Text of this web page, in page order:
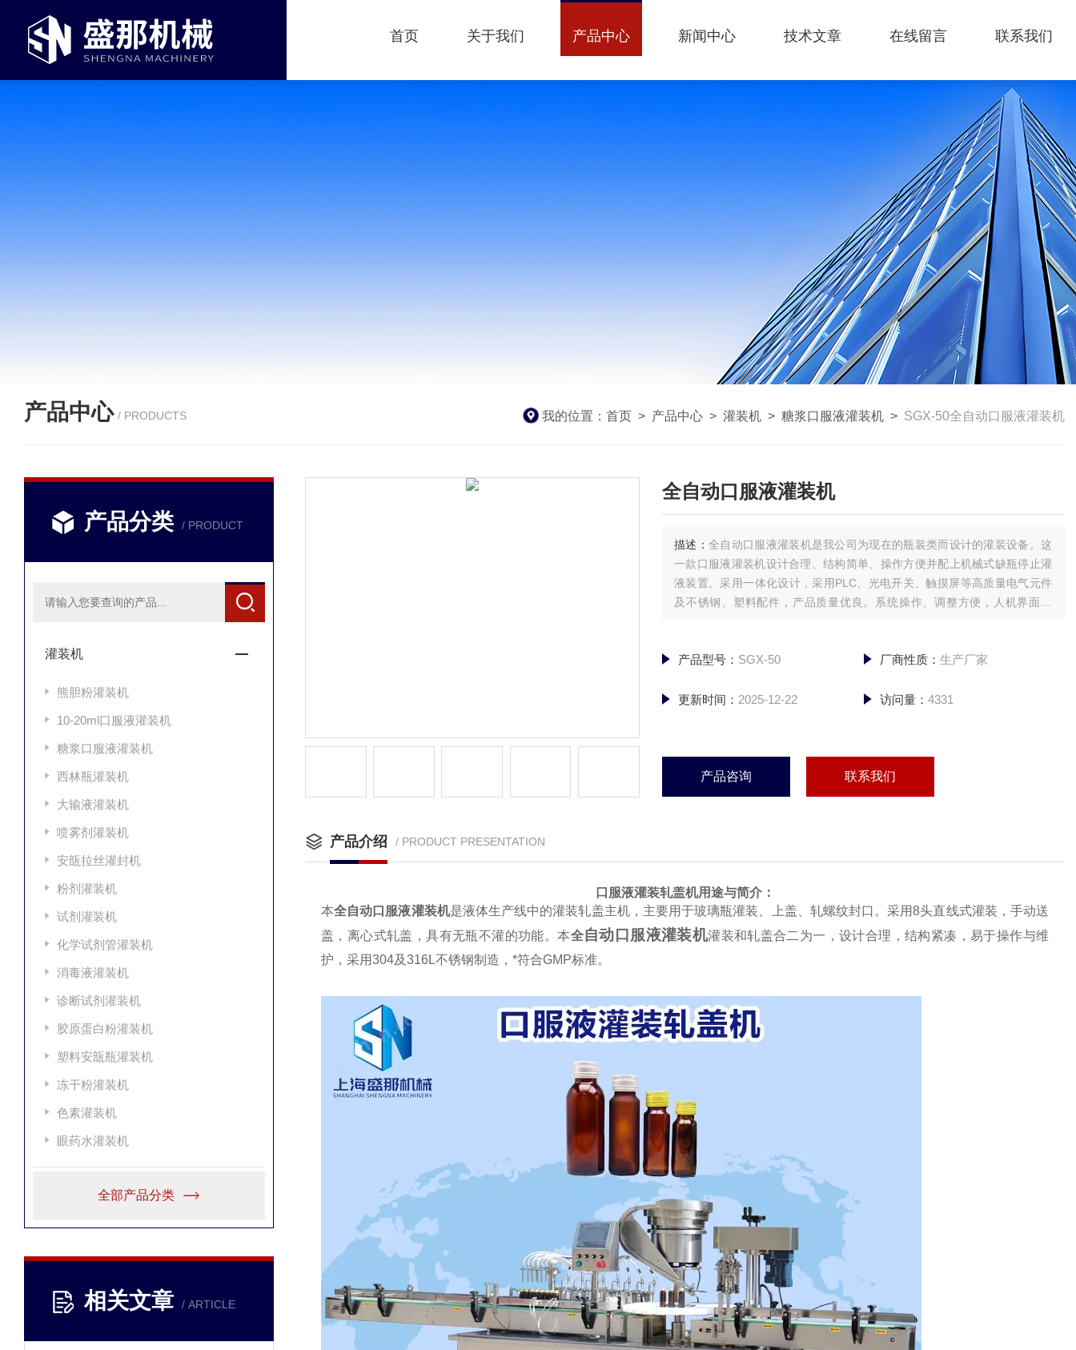
首页 关于我们 产品中心 新闻中心 技术文章 在线留言 联系我们
产品中心 / PRODUCTS 我的位置： 首页 > 产品中心 > 灌装机 > 糖浆口服液灌装机 > SGX-50全自动口服液灌装机
产品分类 / PRODUCT
灌装机
熊胆粉灌装机
10-20ml口服液灌装机
糖浆口服液灌装机
西林瓶灌装机
大输液灌装机
喷雾剂灌装机
安瓿拉丝灌封机
粉剂灌装机
试剂灌装机
化学试剂管灌装机
消毒液灌装机
诊断试剂灌装机
胶原蛋白粉灌装机
塑料安瓿瓶灌装机
冻干粉灌装机
色素灌装机
眼药水灌装机
全部产品分类
相关文章 / ARTICLE
全自动口服液灌装机
描述：全自动口服液灌装机是我公司为现在的瓶装类而设计的灌装设备。这
一款口服液灌装机设计合理、结构简单、操作方便并配上机械式缺瓶停止灌
液装置。采用一体化设计，采用PLC、光电开关、触摸屏等高质量电气元件
及不锈钢、塑料配件，产品质量优良。系统操作、调整方便，人机界面友
产品型号： SGX-50 厂商性质： 生产厂家
更新时间： 2025-12-22 访问量： 4331
产品咨询 联系我们
产品介绍 / PRODUCT PRESENTATION
口服液灌装轧盖机用途与简介：
本全自动口服液灌装机是液体生产线中的灌装轧盖主机，主要用于玻璃瓶灌装、上盖、轧螺纹封口。采用8头直线式灌装，手动送
盖，离心式轧盖，具有无瓶不灌的功能。本全自动口服液灌装机灌装和轧盖合二为一，设计合理，结构紧凑，易于操作与维
护，采用304及316L不锈钢制造，*符合GMP标准。